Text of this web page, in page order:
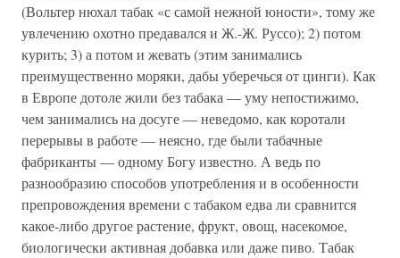
(Вольтер нюхал табак «с самой нежной юности», тому же
увлечению охотно предавался и Ж.-Ж. Руссо); 2) потом
курить; 3) а потом и жевать (этим занимались
преимущественно моряки, дабы уберечься от цинги). Как
в Европе дотоле жили без табака — уму непостижимо,
чем занимались на досуге — неведомо, как коротали
перерывы в работе — неясно, где были табачные
фабриканты — одному Богу известно. А ведь по
разнообразию способов употребления и в особенности
препровождения времени с табаком едва ли сравнится
какое-либо другое растение, фрукт, овощ, насекомое,
биологически активная добавка или даже пиво. Табак